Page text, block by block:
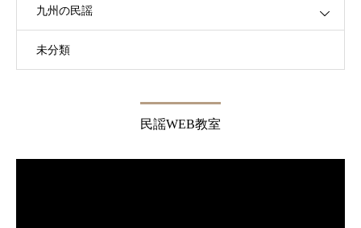
九州の民謡
未分類
民謡WEB教室